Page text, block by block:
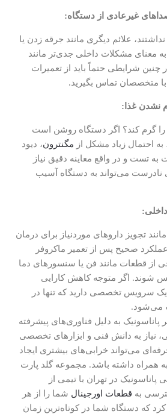
غیرعادی از دستگاه:
علائم دیگری مانند جرقه زدن یا
معنای مشکلات داخلی جدی‌تر مانند
شرایطی حتماً باید از تعمیرات
متخصصان تماس بگیرید.
نشدن غذا:
را گرم کند؟ اگر دستگاه روشن است
احتمال زیاد مشکل از مگنترون، دیود
به تست و در واقع معاینه دقیق نیاز
نادرست می‌تواند به دستگاه آسیب
تجویز داروهای موردنیاز برای درمان
صحیح پس از تعمیر ماکروفر
از قطعات مانند فن یا سنسورهای دما
شوند. اگر متوجه کاهش کارایی
یک سرویس تخصصی دارید که تنها در
می‌شود.
پاناسونیک به دلیل فناوری‌های پیشرفته
نیاز به دانش فنی و ابزارهای تخصصی
می‌تواند خرابی‌های بیشتری ایجاد
به همراه داشته باشد. مجموعه گلد پارت
در تهران با تیمی از
به قطعات اورجینال شما را از هر
که دستگاه شما در کوتاه‌ترین زمان